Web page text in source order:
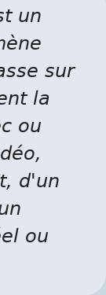
un
sur
la
ou
d'un
ou